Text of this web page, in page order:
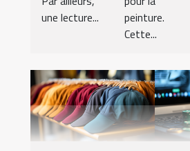
une lecture...
peinture.
Cette...